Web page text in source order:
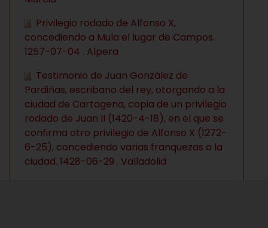
Privilegio rodado de Alfonso X,
concediendo a Mula el lugar de Campos.
1257-07-04 . Alpera
Testimonio de Juan González de
Pardiñas, escribano del rey, otorgando a la
ciudad de Cartagena, copia de un privilegio
rodado de Juan II (1420-4-18), en el que se
confirma otro privilegio de Alfonso X (1272-
6-25), concediendo varias franquezas a la
ciudad. 1428-06-29 . Valladolid